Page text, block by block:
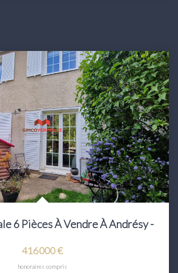
6 Pièces À Vendre À Andrésy -
416 000 €
honoraires compris